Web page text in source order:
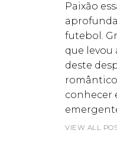
Paixão
futebol.
que levou
deste
conhecer
VIEW ALL